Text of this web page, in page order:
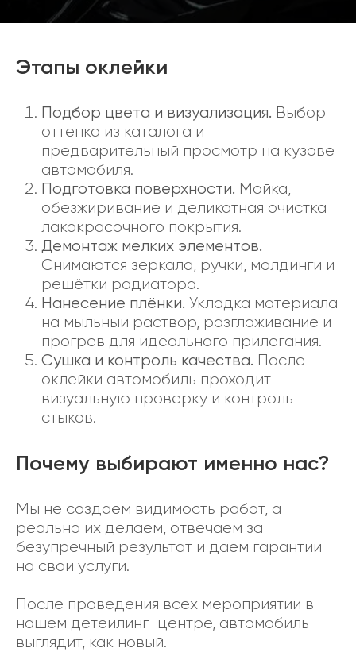
Этапы оклейки
Подбор цвета и визуализация. Выбор
оттенка из каталога и
предварительный просмотр на кузове
автомобиля.
Подготовка поверхности. Мойка,
обезжиривание и деликатная очистка
лакокрасочного покрытия.
Демонтаж мелких элементов.
Снимаются зеркала, ручки, молдинги и
решётки радиатора.
Нанесение плёнки. Укладка материала
на мыльный раствор, разглаживание и
прогрев для идеального прилегания.
Сушка и контроль качества. После
оклейки автомобиль проходит
визуальную проверку и контроль
стыков.
Почему выбирают именно нас?
Мы не создаём видимость работ, а
реально их делаем, отвечаем за
безупречный результат и даём гарантии
на свои услуги.
После проведения всех мероприятий в
нашем детейлинг-центре, автомобиль
выглядит, как новый.